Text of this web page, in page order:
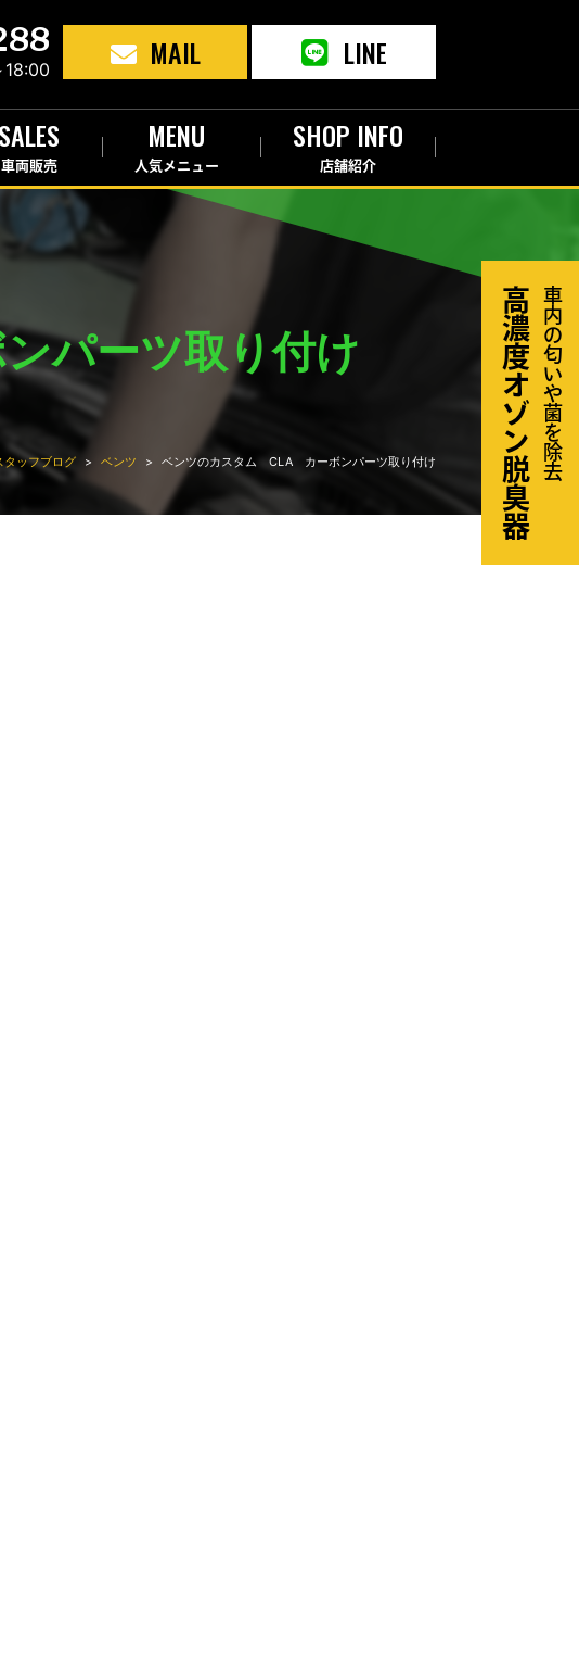
車内の匂いや菌を除去
高濃度オゾン脱臭器
18:00 MAIL LINE
SALES
車両販売
MENU
人気メニュー
SHOP INFO
店舗紹介
タッフブログ ベンツ ベンツのカスタム CLA カーボンパーツ取り付け
パーツ取り付け